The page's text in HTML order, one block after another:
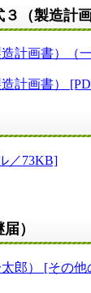
（製造計画
計画書）（
計画書）
／73KB]
）
郎） [その